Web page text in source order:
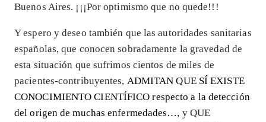
Buenos Aires. ¡¡¡Por optimismo que no quede!!!
Y espero y deseo también que las autoridades sanitarias
españolas, que conocen sobradamente la gravedad de
esta situación que sufrimos cientos de miles de
pacientes-contribuyentes, ADMITAN QUE SÍ EXISTE
CONOCIMIENTO CIENTÍFICO respecto a la detección
del origen de muchas enfermedades…, y QUE